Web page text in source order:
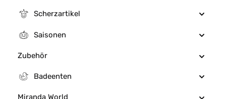
Scherzartikel
Saisonen
Zubehör
Badeenten
Miranda World